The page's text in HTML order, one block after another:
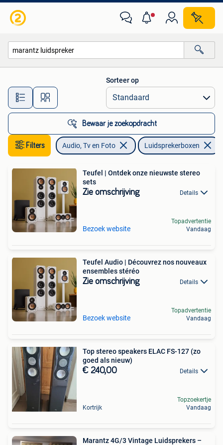
Alle afstanden…
Sorteer op
Bewaar je zoekopdracht
Filters Audio, Tv en Foto Luidsprekerboxen
Teufel | Ontdek onze nieuwste stereo
sets
Zie omschrijving Details
Bezoek website
Topadvertentie
Vandaag
Teufel Audio | Découvrez nos nouveaux
ensembles stéréo
Zie omschrijving Details
Bezoek website
Topadvertentie
Vandaag
Top stereo speakers ELAC FS-127 (zo
goed als nieuw)
€ 240,00 Details
Kortrijk
Topzoekertje
Vandaag
Marantz 4G/3 Vintage Luidsprekers –